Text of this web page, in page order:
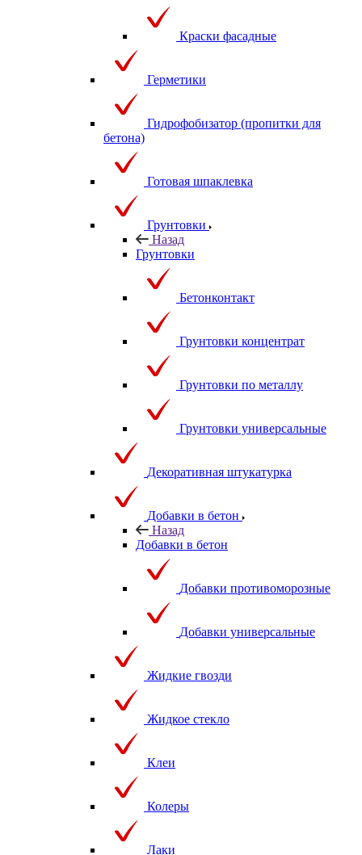
Краски фасадные
Герметики
Гидрофобизатор (пропитки для
бетона)
Готовая шпаклевка
Грунтовки
Назад
Грунтовки
Бетонконтакт
Грунтовки концентрат
Грунтовки по металлу
Грунтовки универсальные
Декоративная штукатурка
Добавки в бетон
Назад
Добавки в бетон
Добавки противоморозные
Добавки универсальные
Жидкие гвозди
Жидкое стекло
Клеи
Колеры
Лаки